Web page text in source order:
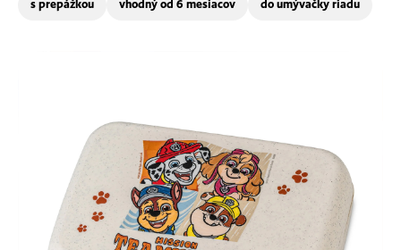
s prepážkou vhodný od 6 mesiacov do umývačky riadu